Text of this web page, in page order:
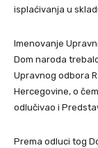
isplaćivanja u
Imenovanje
Dom naroda
Upravnog odbora
Hercegovine, o
odlučivao i
Prema odluci tog